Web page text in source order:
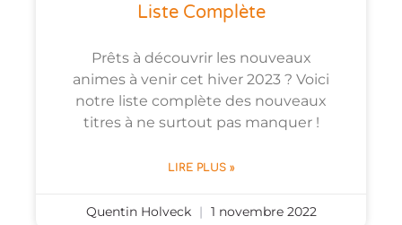
Liste Complète
Prêts à découvrir les nouveaux
animes à venir cet hiver 2023 ? Voici
notre liste complète des nouveaux
titres à ne surtout pas manquer !
LIRE PLUS »
Quentin Holveck 1 novembre 2022